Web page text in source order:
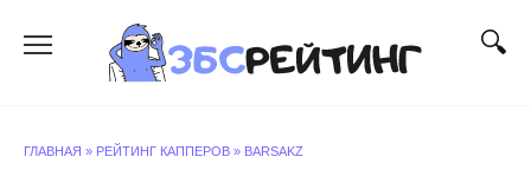
содержанию
ГЛАВНАЯ » РЕЙТИНГ КАППЕРОВ » BARSAKZ